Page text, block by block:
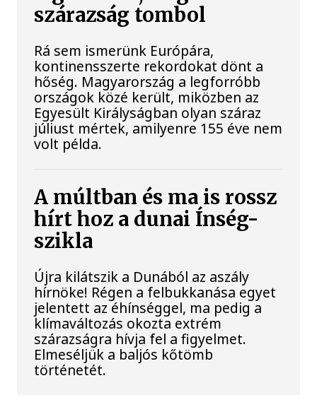
szárazság tombol
Rá sem ismerünk Európára,
kontinensszerte rekordokat dönt a
hőség. Magyarország a legforróbb
országok közé került, miközben az
Egyesült Királyságban olyan száraz
júliust mértek, amilyenre 155 éve nem
volt példa.
A múltban és ma is rossz
hírt hoz a dunai Ínség-
szikla
Újra kilátszik a Dunából az aszály
hírnöke! Régen a felbukkanása egyet
jelentett az éhínséggel, ma pedig a
klímaváltozás okozta extrém
szárazságra hívja fel a figyelmet.
Elmeséljük a baljós kőtömb
történetét.